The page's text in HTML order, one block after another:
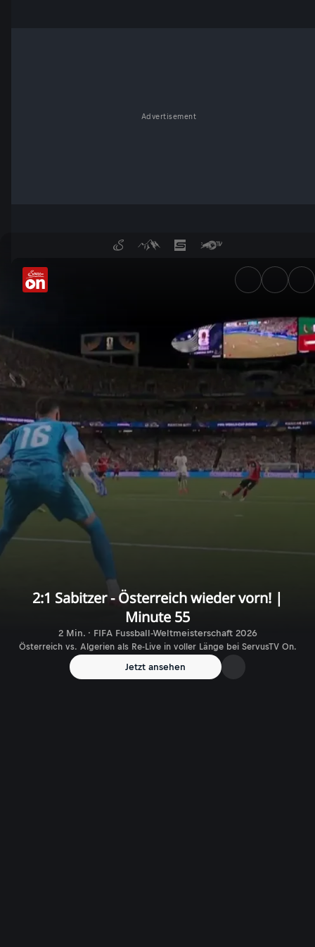
Advertisement
Algerien vs. Österreich: 2:1
2:1 Sabitzer - Österreich wieder vorn! |
Minute 55
2 Min. · FIFA Fussball-Weltmeisterschaft 2026
Österreich vs. Algerien als Re-Live in voller Länge bei ServusTV On.
Jetzt ansehen